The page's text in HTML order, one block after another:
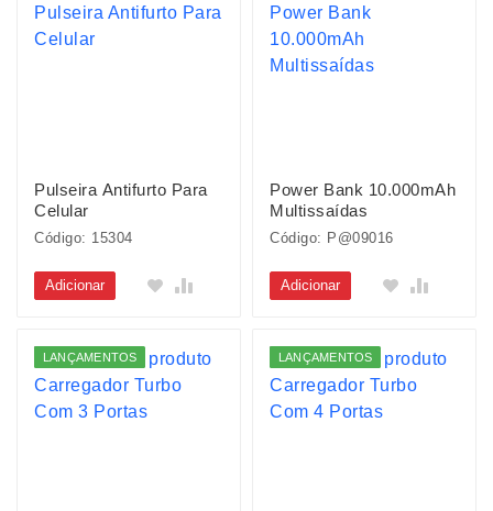
Pulseira Antifurto Para
Celular
Código: 15304
Adicionar
Power Bank 10.000mAh
Multissaídas
Código: P@09016
Adicionar
LANÇAMENTOS LANÇAMENTOS